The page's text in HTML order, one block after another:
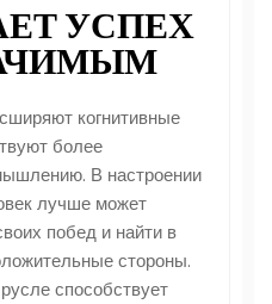
УСПЕХ
когнитивные
более
В настроении
лучше может
побед и найти в
стороны.
способствует